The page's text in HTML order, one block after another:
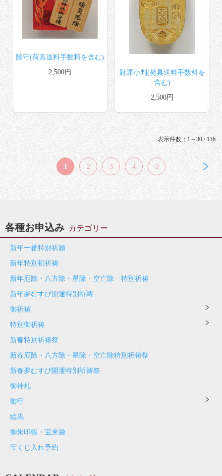
除守(荷具送料手数料を含む)
2,500円
財運小判(荷具送料手数料を
含む)
2,500円
表示件数：1～30 / 136
1 2 3 4 5
各種お申込み カテゴリー
新年一番特別祈願
新年特別初祈祷
新年厄除・八方除・星除・空亡除 特別祈祷
新年夢むすび開運特別祈祷
御祈祷
特別御祈祷
新春特別祈祷祭
新春厄除・八方除・星除・空亡除特別祈祷祭
新春夢むすび開運特別祈祷祭
御神札
御守
絵馬
御朱印帳・宝来袋
宝くじ入れ予約